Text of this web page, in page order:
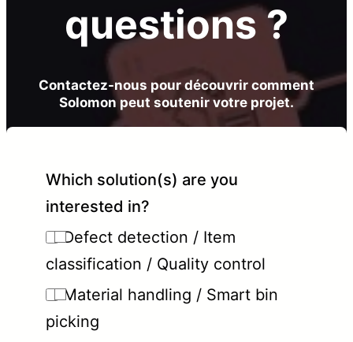
questions ?
Contactez-nous pour découvrir comment
Solomon peut soutenir votre projet.
Which solution(s) are you
interested in?
Defect detection / Item
classification / Quality control
Material handling / Smart bin
picking